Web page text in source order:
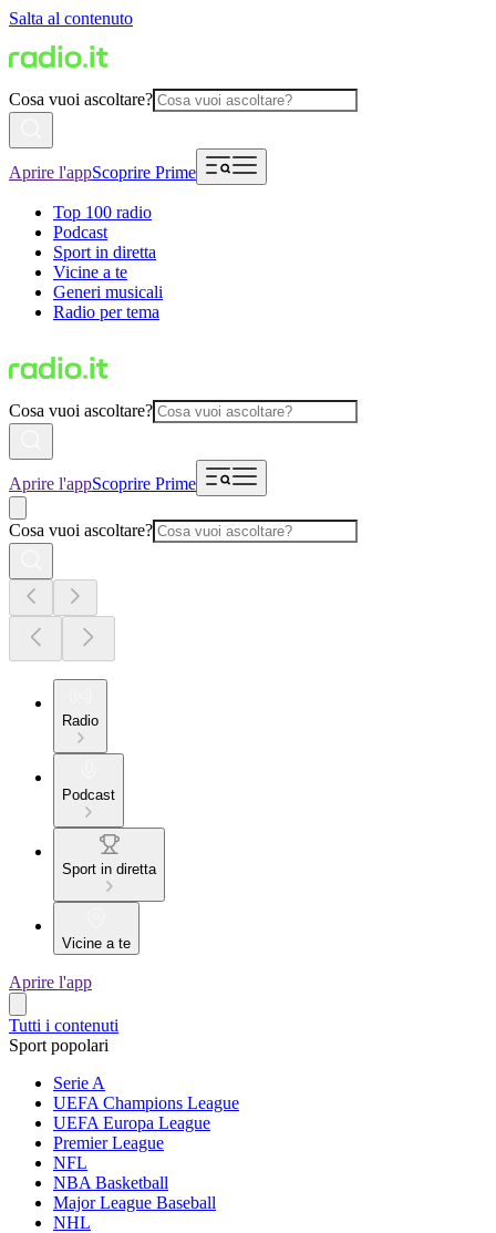
Salta al contenuto
Cosa vuoi ascoltare?
Aprire l'appScoprire Prime
Top 100 radio
Podcast
Sport in diretta
Vicine a te
Generi musicali
Radio per tema
Cosa vuoi ascoltare?
Aprire l'appScoprire Prime
Cosa vuoi ascoltare?
Radio
Podcast
Sport in diretta
Vicine a te
Aprire l'app
Tutti i contenuti
Sport popolari
Serie A
UEFA Champions League
UEFA Europa League
Premier League
NFL
NBA Basketball
Major League Baseball
NHL